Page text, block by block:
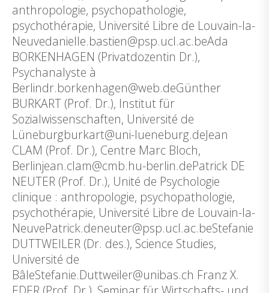
anthropologie, psychopathologie,
psychothérapie, Université Libre de Louvain-la-
Neuvedanielle.bastien@psp.ucl.ac.beAda
BORKENHAGEN (Privatdozentin Dr.),
Psychanalyste à
Berlindr.borkenhagen@web.deGünther
BURKART (Prof. Dr.), Institut für
Sozialwissenschaften, Université de
Lüneburgburkart@uni-lueneburg.deJean
CLAM (Prof. Dr.), Centre Marc Bloch,
Berlinjean.clam@cmb.hu-berlin.dePatrick DE
NEUTER (Prof. Dr.), Unité de Psychologie
clinique : anthropologie, psychopathologie,
psychothérapie, Université Libre de Louvain-la-
NeuvePatrick.deneuter@psp.ucl.ac.beStefanie
DUTTWEILER (Dr. des.), Science Studies,
Université de
BâleStefanie.Duttweiler@unibas.ch Franz X.